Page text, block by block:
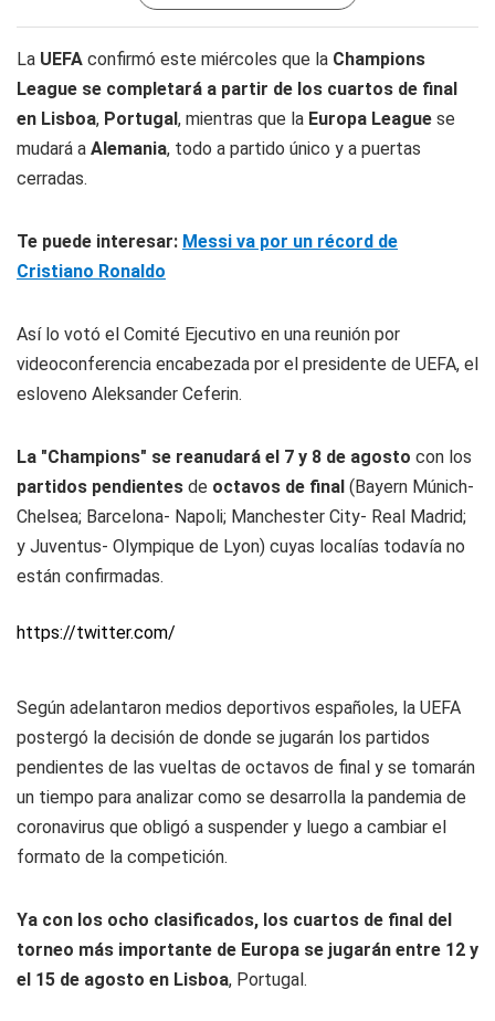
La UEFA confirmó este miércoles que la Champions
League se completará a partir de los cuartos de final
en Lisboa, Portugal, mientras que la Europa League se
mudará a Alemania, todo a partido único y a puertas
cerradas.
Te puede interesar: Messi va por un récord de
Cristiano Ronaldo
Así lo votó el Comité Ejecutivo en una reunión por
videoconferencia encabezada por el presidente de UEFA, el
esloveno Aleksander Ceferin.
La "Champions" se reanudará el 7 y 8 de agosto con los
partidos pendientes de octavos de final (Bayern Múnich-
Chelsea; Barcelona- Napoli; Manchester City- Real Madrid;
y Juventus- Olympique de Lyon) cuyas localías todavía no
están confirmadas.
https://twitter.com/
Según adelantaron medios deportivos españoles, la UEFA
postergó la decisión de donde se jugarán los partidos
pendientes de las vueltas de octavos de final y se tomarán
un tiempo para analizar como se desarrolla la pandemia de
coronavirus que obligó a suspender y luego a cambiar el
formato de la competición.
Ya con los ocho clasificados, los cuartos de final del
torneo más importante de Europa se jugarán entre 12 y
el 15 de agosto en Lisboa, Portugal.